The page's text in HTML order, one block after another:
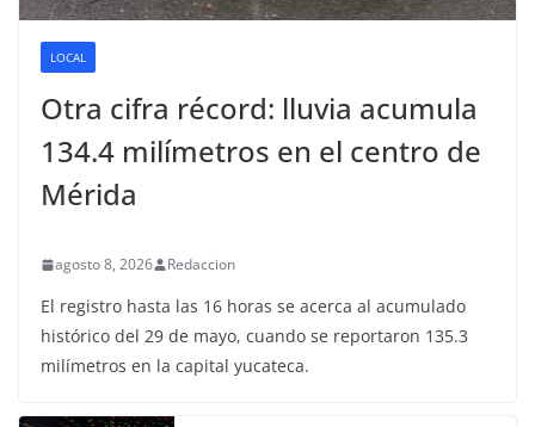
LOCAL
Otra cifra récord: lluvia acumula
134.4 milímetros en el centro de
Mérida
agosto 8, 2026 Redaccion
El registro hasta las 16 horas se acerca al acumulado
histórico del 29 de mayo, cuando se reportaron 135.3
milímetros en la capital yucateca.